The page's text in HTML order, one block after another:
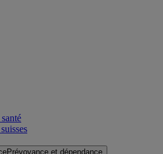
Prévoyance et dépendance